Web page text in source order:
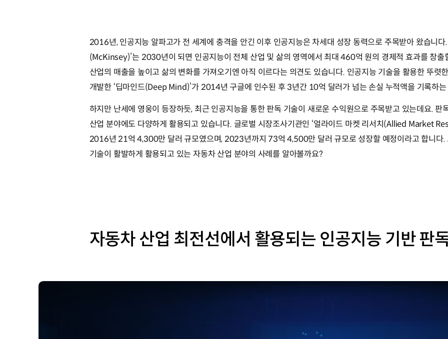
2016년, 인공지능 알파고가 전 세계에 충격을 안긴 이후 인공지능은 차세대 성장 동력으로 주목받아 왔습니다
(McKinsey)’는 2030년이 되면 인공지능이 전체 산업 및 삶의 영역에서 최대 460억 원의 경제적 효과를 창출
산업의 매출을 높이고 삶의 변화를 가져오기엔 아직 이르다는 의견도 있습니다. 인공지능 기술을 활용한 뚜렷
개발한 ‘딥마인드(Deep Mind)’가 2014년 구글에 인수된 후 3년간 10억 달러가 넘는 손실 누적액을 기록하
하지만 난세에 영웅이 등장하듯, 최근 인공지능을 통한 판독 기술이 새로운 수익원으로 주목받고 있는데요. 판
산업 분야에도 다양하게 활용되고 있습니다. 글로벌 시장조사기관인 ‘얼라이드 마켓 리서치(Allied Market
2016년 21억 4,300만 달러 규모였으며, 2023년까지 73억 4,500만 달러 규모로 성장할 예정이라고 합니다.
기술이 활발하게 활용되고 있는 자동차 산업 분야의 사례를 알아볼까요?
자동차 산업 최전선에서 활용되는 인공지능 기반 판